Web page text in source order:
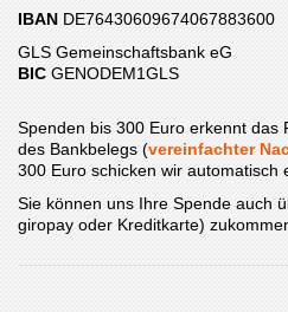
IBAN DE76430609674067883600
GLS Gemeinschaftsbank eG
BIC GENODEM1GLS
Spenden bis 300 Euro erkennt das
des Bankbelegs (vereinfachter
300 Euro schicken wir automatisch
Sie können uns Ihre Spende auch
giropay oder Kreditkarte)